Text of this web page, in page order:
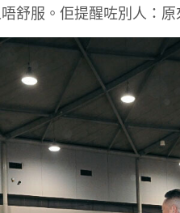
舒服。佢提醒咗別人：原